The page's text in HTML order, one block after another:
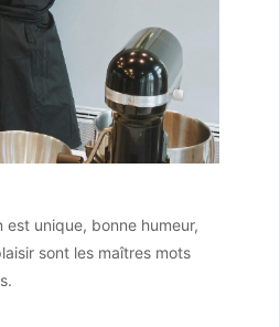
est unique, bonne humeur,
sont les maîtres mots